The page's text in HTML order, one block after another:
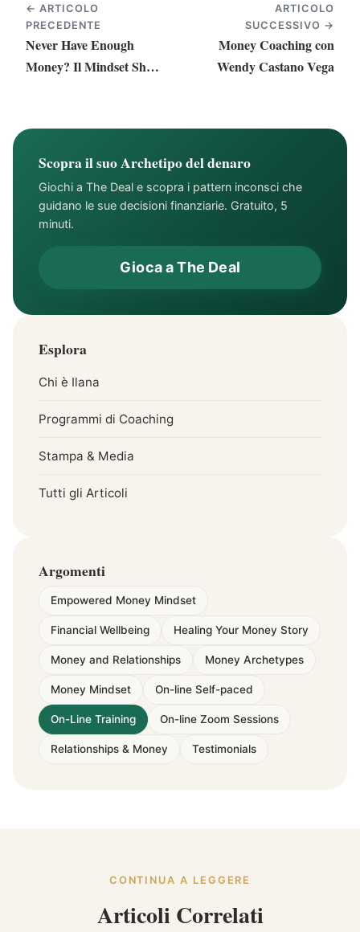
← ARTICOLO
PRECEDENTE
Never Have Enough
Money? Il Mindset Shift
ARTICOLO
SUCCESSIVO →
Money Coaching con
Wendy Castano Vega
Scopra il suo Archetipo del denaro
Giochi a The Deal e scopra i pattern inconsci che
guidano le sue decisioni finanziarie. Gratuito, 5
minuti.
Gioca a The Deal
Esplora
Chi è Ilana
Programmi di Coaching
Stampa & Media
Tutti gli Articoli
Argomenti
Empowered Money Mindset
Financial Wellbeing Healing Your Money Story
Money and Relationships Money Archetypes
Money Mindset On-line Self-paced
On-Line Training On-line Zoom Sessions
Relationships & Money Testimonials
CONTINUA A LEGGERE
Articoli Correlati